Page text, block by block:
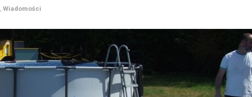
Wiadomości